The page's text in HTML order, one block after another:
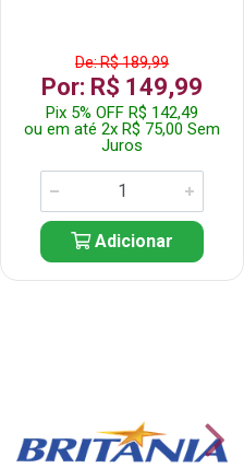
De: R$ 189,99
Por: R$ 149,99
Pix 5% OFF R$ 142,49
ou em até 2x R$ 75,00 Sem
Juros
Adicionar